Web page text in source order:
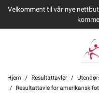
Velkomment til vår nye
Hjem Resultattavler
Resultattavle for amerikansk